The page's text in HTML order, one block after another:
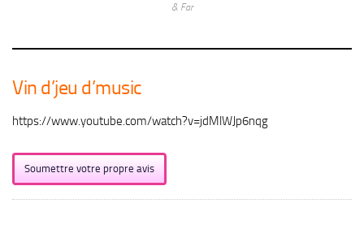
& Far
Vin d’jeu d’music
https://www.youtube.com/watch?v=jdMlWJp6nqg
Soumettre votre propre avis